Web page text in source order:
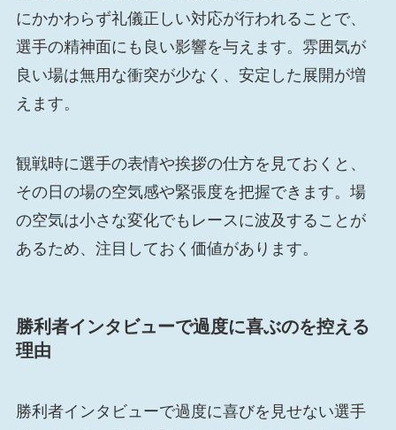
にかかわらず礼儀正しい対応が行われることで、
選手の精神面にも良い影響を与えます。雰囲気が
良い場は無用な衝突が少なく、安定した展開が増
えます。
観戦時に選手の表情や挨拶の仕方を見ておくと、
その日の場の空気感や緊張度を把握できます。場
の空気は小さな変化でもレースに波及することが
あるため、注目しておく価値があります。
勝利者インタビューで過度に喜ぶのを控える
理由
勝利者インタビューで過度に喜びを見せない選手